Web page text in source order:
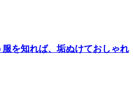
を知れば、垢ぬけておしゃれ